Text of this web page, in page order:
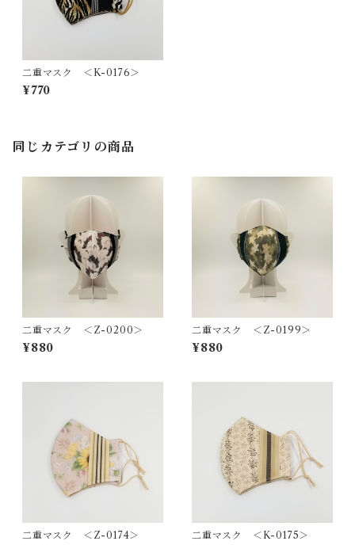
二重マスク ＜K-0176＞
¥770
同じカテゴリの商品
二重マスク ＜Z-0200＞
¥880
二重マスク ＜Z-0199＞
¥880
二重マスク ＜Z-0174＞ 二重マスク ＜K-0175＞